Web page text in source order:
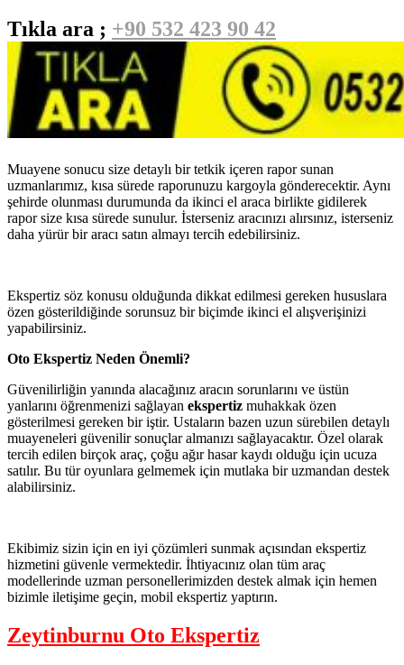
Tıkla ara ; +90 532 423 90 42
Muayene sonucu size detaylı bir tetkik içeren rapor sunan
uzmanlarımız, kısa sürede raporunuzu kargoyla gönderecektir. Aynı
şehirde olunması durumunda da ikinci el araca birlikte gidilerek
rapor size kısa sürede sunulur. İsterseniz aracınızı alırsınız, isterseniz
daha yürür bir aracı satın almayı tercih edebilirsiniz.
Ekspertiz söz konusu olduğunda dikkat edilmesi gereken hususlara
özen gösterildiğinde sorunsuz bir biçimde ikinci el alışverişinizi
yapabilirsiniz.
Oto Ekspertiz Neden Önemli?
Güvenilirliğin yanında alacağınız aracın sorunlarını ve üstün
yanlarını öğrenmenizi sağlayan ekspertiz muhakkak özen
gösterilmesi gereken bir iştir. Ustaların bazen uzun sürebilen detaylı
muayeneleri güvenilir sonuçlar almanızı sağlayacaktır. Özel olarak
tercih edilen birçok araç, çoğu ağır hasar kaydı olduğu için ucuza
satılır. Bu tür oyunlara gelmemek için mutlaka bir uzmandan destek
alabilirsiniz.
Ekibimiz sizin için en iyi çözümleri sunmak açısından ekspertiz
hizmetini güvenle vermektedir. İhtiyacınız olan tüm araç
modellerinde uzman personellerimizden destek almak için hemen
bizimle iletişime geçin, mobil ekspertiz yaptırın.
Zeytinburnu Oto Ekspertiz